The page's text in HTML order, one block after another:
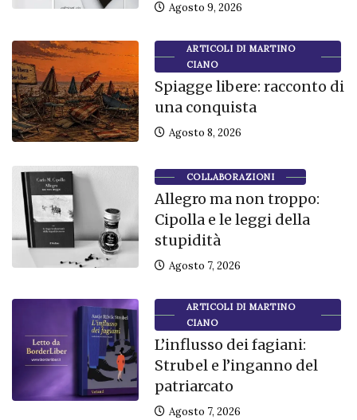
Agosto 9, 2026
ARTICOLI DI MARTINO
CIANO
Spiagge libere: racconto di
una conquista
Agosto 8, 2026
COLLABORAZIONI
Allegro ma non troppo:
Cipolla e le leggi della
stupidità
Agosto 7, 2026
ARTICOLI DI MARTINO
CIANO
L’influsso dei fagiani:
Strubel e l’inganno del
patriarcato
Agosto 7, 2026